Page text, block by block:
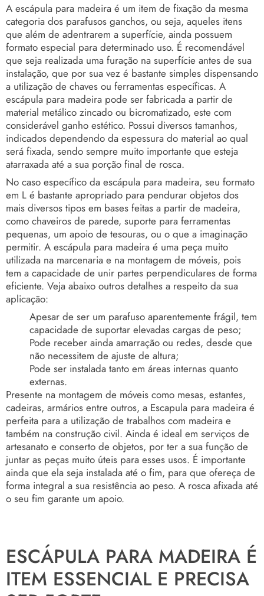
A escápula para madeira é um item de fixação da mesma
categoria dos parafusos ganchos, ou seja, aqueles itens
que além de adentrarem a superfície, ainda possuem
formato especial para determinado uso. É recomendável
que seja realizada uma furação na superfície antes de sua
instalação, que por sua vez é bastante simples dispensando
a utilização de chaves ou ferramentas específicas. A
escápula para madeira pode ser fabricada a partir de
material metálico zincado ou bicromatizado, este com
considerável ganho estético. Possui diversos tamanhos,
indicados dependendo da espessura do material ao qual
será fixada, sendo sempre muito importante que esteja
atarraxada até a sua porção final de rosca.
No caso específico da escápula para madeira, seu formato
em L é bastante apropriado para pendurar objetos dos
mais diversos tipos em bases feitas a partir de madeira,
como chaveiros de parede, suporte para ferramentas
pequenas, um apoio de tesouras, ou o que a imaginação
permitir. A escápula para madeira é uma peça muito
utilizada na marcenaria e na montagem de móveis, pois
tem a capacidade de unir partes perpendiculares de forma
eficiente. Veja abaixo outros detalhes a respeito da sua
aplicação:
Apesar de ser um parafuso aparentemente frágil, tem
capacidade de suportar elevadas cargas de peso;
Pode receber ainda amarração ou redes, desde que
não necessitem de ajuste de altura;
Pode ser instalada tanto em áreas internas quanto
externas.
Presente na montagem de móveis como mesas, estantes,
cadeiras, armários entre outros, a Escapula para madeira é
perfeita para a utilização de trabalhos com madeira e
também na construção civil. Ainda é ideal em serviços de
artesanato e conserto de objetos, por ter a sua função de
juntar as peças muito úteis para esses usos. É importante
ainda que ela seja instalada até o fim, para que ofereça de
forma integral a sua resistência ao peso. A rosca afixada até
o seu fim garante um apoio.
ESCÁPULA PARA MADEIRA É
ITEM ESSENCIAL E PRECISA